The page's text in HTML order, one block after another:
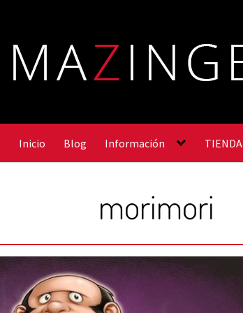
Inicio Blog Información TIENDA
morimori